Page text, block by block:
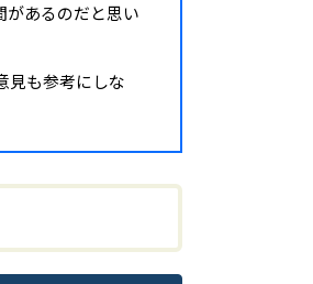
があるのだと思い
も参考にしな